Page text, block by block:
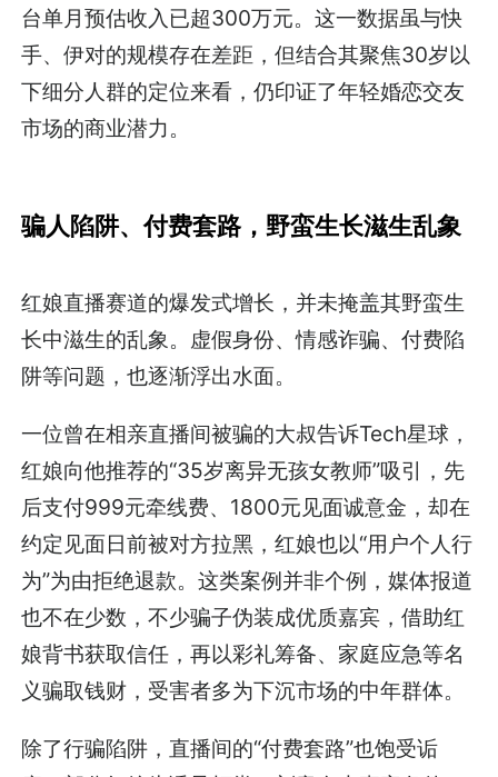
台单月预估收入已超300万元。这一数据虽与快
手、伊对的规模存在差距，但结合其聚焦30岁以
下细分人群的定位来看，仍印证了年轻婚恋交友
市场的商业潜力。
骗人陷阱、付费套路，野蛮生长滋生乱象
红娘直播赛道的爆发式增长，并未掩盖其野蛮生
长中滋生的乱象。虚假身份、情感诈骗、付费陷
阱等问题，也逐渐浮出水面。
一位曾在相亲直播间被骗的大叔告诉Tech星球，
红娘向他推荐的“35岁离异无孩女教师”吸引，先
后支付999元牵线费、1800元见面诚意金，却在
约定见面日前被对方拉黑，红娘也以“用户个人行
为”为由拒绝退款。这类案例并非个例，媒体报道
也不在少数，不少骗子伪装成优质嘉宾，借助红
娘背书获取信任，再以彩礼筹备、家庭应急等名
义骗取钱财，受害者多为下沉市场的中年群体。
除了行骗陷阱，直播间的“付费套路”也饱受诟